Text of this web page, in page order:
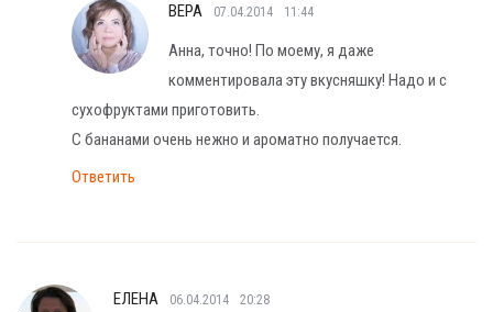
ВЕРА 07.04.2014 11:44
Анна, точно! По моему, я даже
комментировала эту вкусняшку! Надо и с
сухофруктами приготовить.
С бананами очень нежно и ароматно получается.
Ответить
ЕЛЕНА 06.04.2014 20:28